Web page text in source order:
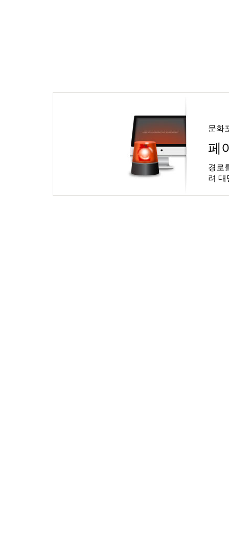
문화
페
경로
려 대